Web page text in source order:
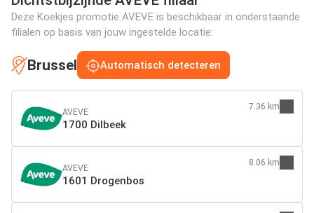
Deze Koekjes promotie AVEVE is beschikbaar in onderstaande
filialen op basis van jouw ingestelde locatie:
Brussel Automatisch detecteren
AVEVE
1700 Dilbeek
7.36 km
AVEVE
1601 Drogenbos
8.06 km